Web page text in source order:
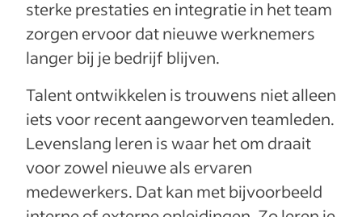
sterke prestaties en integratie in het team
zorgen ervoor dat nieuwe werknemers
langer bij je bedrijf blijven.
Talent ontwikkelen is trouwens niet alleen
iets voor recent aangeworven teamleden.
Levenslang leren is waar het om draait
voor zowel nieuwe als ervaren
medewerkers. Dat kan met bijvoorbeeld